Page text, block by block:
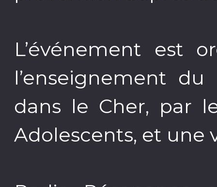
L’événement est
l’enseignement
dans le Cher, par
Adolescents, et une